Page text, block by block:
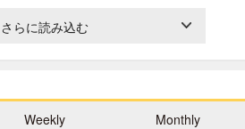
さらに読み込む
Weekly Monthly